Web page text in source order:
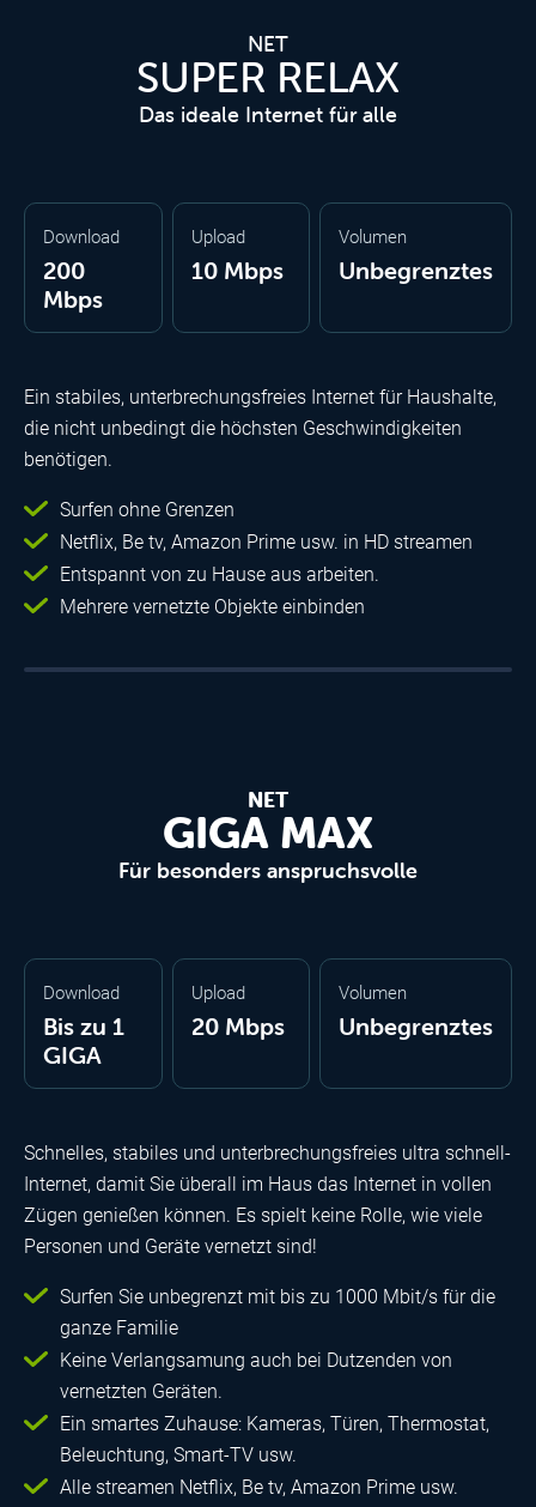
NET
SUPER RELAX
Das ideale Internet für alle
Download
200
Mbps
Upload
10 Mbps
Volumen
Unbegrenztes
Ein stabiles, unterbrechungsfreies Internet für Haushalte,
die nicht unbedingt die höchsten Geschwindigkeiten
benötigen.
Surfen ohne Grenzen
Netflix, Be tv, Amazon Prime usw. in HD streamen
Entspannt von zu Hause aus arbeiten.
Mehrere vernetzte Objekte einbinden
NET
GIGA MAX
Für besonders anspruchsvolle
Download
Bis zu 1
GIGA
Upload
20 Mbps
Volumen
Unbegrenztes
Schnelles, stabiles und unterbrechungsfreies ultra schnell-
Internet, damit Sie überall im Haus das Internet in vollen
Zügen genießen können. Es spielt keine Rolle, wie viele
Personen und Geräte vernetzt sind!
Surfen Sie unbegrenzt mit bis zu 1000 Mbit/s für die
ganze Familie
Keine Verlangsamung auch bei Dutzenden von
vernetzten Geräten.
Ein smartes Zuhause: Kameras, Türen, Thermostat,
Beleuchtung, Smart-TV usw.
Alle streamen Netflix, Be tv, Amazon Prime usw.